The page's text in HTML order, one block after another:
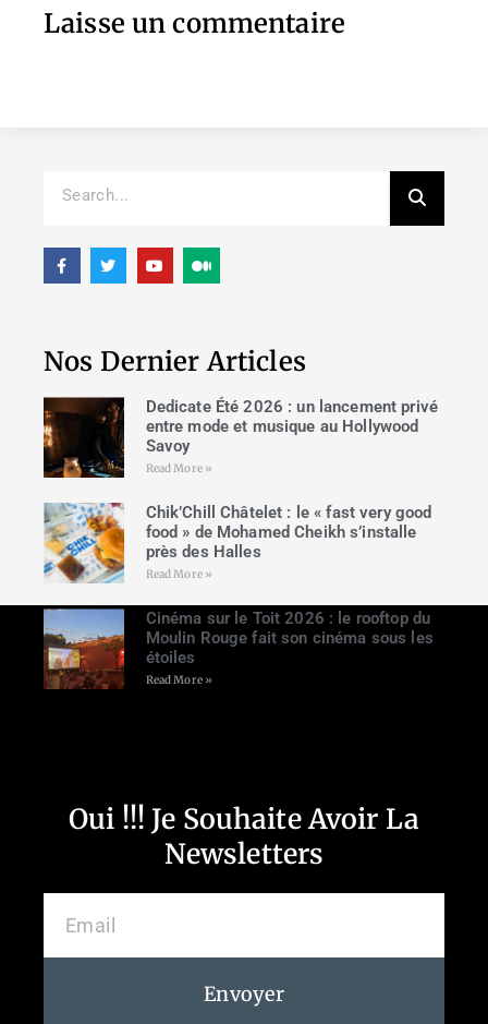
Laisse un commentaire
Nos Dernier Articles
Dedicate Été 2026 : un lancement privé
entre mode et musique au Hollywood
Savoy
Read More »
Chik’Chill Châtelet : le « fast very good
food » de Mohamed Cheikh s’installe
près des Halles
Read More »
Cinéma sur le Toit 2026 : le rooftop du
Moulin Rouge fait son cinéma sous les
étoiles
Read More »
Oui !!! Je Souhaite Avoir La
Newsletters
Envoyer